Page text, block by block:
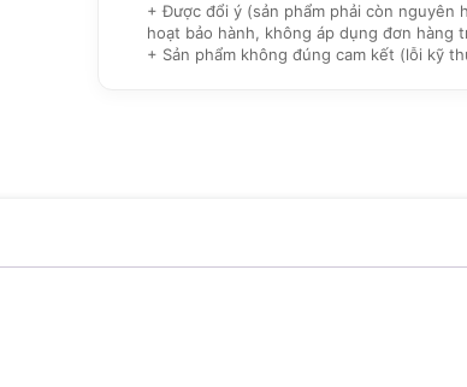
+ Được đổi ý (sản phẩm phải còn nguyên
hoạt bảo hành, không áp dụng đơn hàng
+ Sản phẩm không đúng cam kết (lỗi kỹ